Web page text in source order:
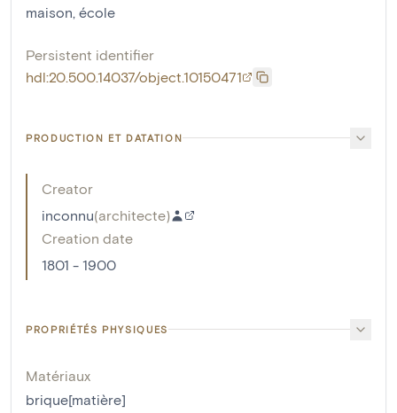
maison, école
Persistent identifier
hdl:20.500.14037/object.10150471
PRODUCTION ET DATATION
Creator
inconnu(architecte)
Creation date
1801 - 1900
PROPRIÉTÉS PHYSIQUES
Matériaux
brique[matière]